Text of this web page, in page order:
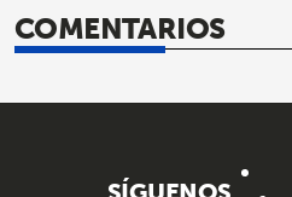
COMENTARIOS